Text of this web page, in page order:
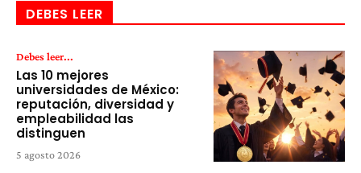
DEBES LEER
Debes leer...
Las 10 mejores
universidades de México:
reputación, diversidad y
empleabilidad las
distinguen
5 agosto 2026